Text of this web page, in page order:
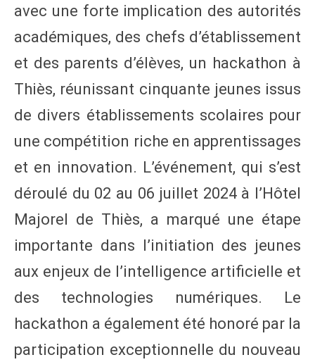
avec une forte implication des autorités
académiques, des chefs d’établissement
et des parents d’élèves, un hackathon à
Thiès, réunissant cinquante jeunes issus
de divers établissements scolaires pour
une compétition riche en apprentissages
et en innovation. L’événement, qui s’est
déroulé du 02 au 06 juillet 2024 à l’Hôtel
Majorel de Thiès, a marqué une étape
importante dans l’initiation des jeunes
aux enjeux de l’intelligence artificielle et
des technologies numériques. Le
hackathon a également été honoré par la
participation exceptionnelle du nouveau